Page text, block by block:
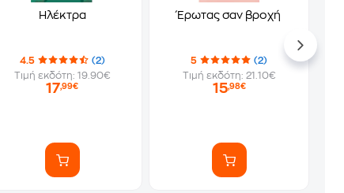
Ηλέκτρα
4.5
(2)
Τιμή εκδότη: 19.90€
17,99€
Έρωτας σαν βροχή
5
(2)
Τιμή εκδότη: 21.10€
15,98€